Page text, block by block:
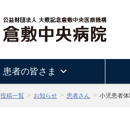
患者の皆さま
投稿一覧 お知らせ 患者さん 小児患者